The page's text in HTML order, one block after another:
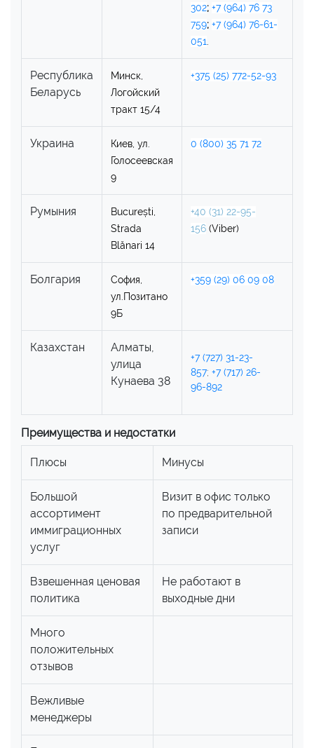
302; +7 (964) 76 73
759; +7 (964) 76-61-
051
Республика
Беларусь
Минск,
Логойский
тракт 15/4
+375 (25) 772-52-93
Украина
Киев, ул.
Голосеевская
9
0 (800) 35 71 72
Румыния
București,
Strada
Blănari 14
+40 (31) 22-95-
156 (Viber)
Болгария
София,
ул.Позитано
9Б
+359 (29) 06 09 08
Казахстан
Алматы,
улица
Кунаева 38
+7 (727) 31-23-
857; +7 (717) 26-
96-892
Преимущества и недостатки
Плюсы Минусы
Большой
ассортимент
иммиграционных
услуг
Визит в офис только
по предварительной
записи
Взвешенная ценовая
политика
Не работают в
выходные дни
Много
положительных
отзывов
Вежливые
менеджеры